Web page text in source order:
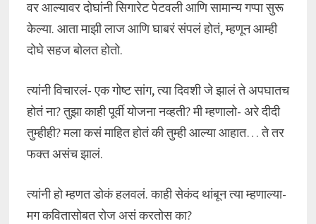
वर आल्यावर दोघांनी सिगारेट पेटवली आणि सामान्य गप्पा सुरू
केल्या. आता माझी लाज आणि घाबरं संपलं होतं, म्हणून आम्ही
दोघे सहज बोलत होतो.
त्यांनी विचारलं- एक गोष्ट सांग, त्या दिवशी जे झालं ते अपघातच
होतं ना? तुझा काही पूर्वी योजना नव्हती? मी म्हणालो- अरे दीदी
तुम्हीही? मला कसं माहित होतं की तुम्ही आल्या आहात… ते तर
फक्त असंच झालं.
त्यांनी हो म्हणत डोकं हलवलं. काही सेकंद थांबून त्या म्हणाल्या-
मग कवितासोबत रोज असं करतोस का?